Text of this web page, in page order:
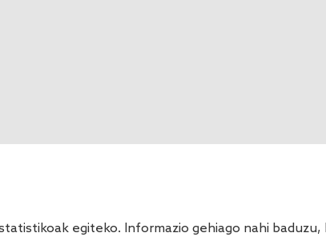
egiteko. Informazio gehiago nahi